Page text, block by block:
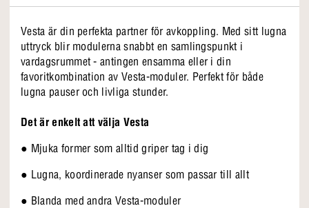
Vesta är din perfekta partner för avkoppling. Med sitt lugna
uttryck blir modulerna snabbt en samlingspunkt i
vardagsrummet - antingen ensamma eller i din
favoritkombination av Vesta-moduler. Perfekt för både
lugna pauser och livliga stunder.
Det är enkelt att välja Vesta
● Mjuka former som alltid griper tag i dig
● Lugna, koordinerade nyanser som passar till allt
● Blanda med andra Vesta-moduler